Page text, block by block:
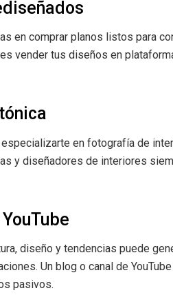
en comprar planos listos para
vender tus diseños en
en fotografía de
y diseñadores de interiores
diseño y tendencias puede
Un blog o canal de
pasivos.